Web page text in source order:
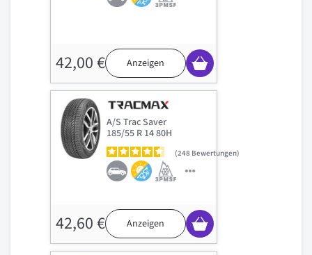
42,00 € Anzeigen
A/S Trac Saver
185/55 R 14 80H
248 Bewertungen
42,60 € Anzeigen